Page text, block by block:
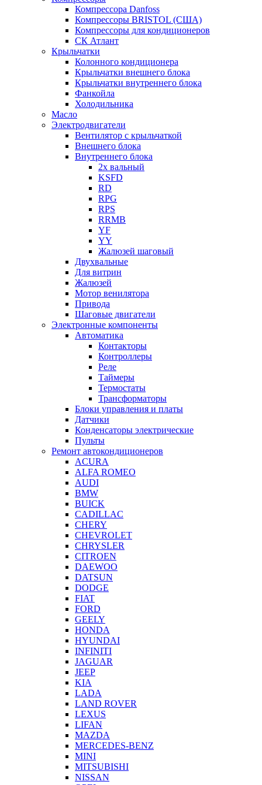
Компрессора Danfoss
Компрессоры BRISTOL (США)
Компрессоры для кондиционеров
СК Атлант
Крыльчатки
Колонного кондиционера
Крыльчатки внешнего блока
Крыльчатки внутреннего блока
Фанкойла
Холодильника
Масло
Электродвигатели
Вентилятор с крыльчаткой
Внешнего блока
Внутреннего блока
2х вальный
KSFD
RD
RPG
RPS
RRMB
YF
YY
Жалюзей шаговый
Двухвальные
Для витрин
Жалюзей
Мотор венилятора
Привода
Шаговые двигатели
Электронные компоненты
Автоматика
Контакторы
Контроллеры
Реле
Таймеры
Термостаты
Трансформаторы
Блоки управления и платы
Датчики
Конденсаторы электрические
Пульты
Ремонт автокондиционеров
ACURA
ALFA ROMEO
AUDI
BMW
BUICK
CADILLAC
CHERY
CHEVROLET
CHRYSLER
CITROEN
DAEWOO
DATSUN
DODGE
FIAT
FORD
GEELY
HONDA
HYUNDAI
INFINITI
JAGUAR
JEEP
KIA
LADA
LAND ROVER
LEXUS
LIFAN
MAZDA
MERCEDES-BENZ
MINI
MITSUBISHI
NISSAN